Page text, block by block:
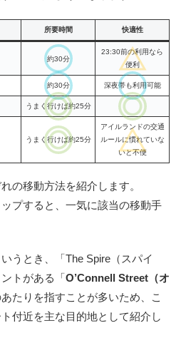
所要時間 快適性
約30分
23:30前の利用なら
便利
約30分 深夜帯も利用可能
うまく行けば約25分
うまく行けば約25分
アイルランドの交通
ルールに慣れていな
いと不便
の移動方法を紹介します。
プすると、一気に該当の移動手
いうとき、「The Spire（スパイ
トがある「O’Connell Street（オ
あたりを指すことが多いため、こ
付近を主な目的地として紹介し